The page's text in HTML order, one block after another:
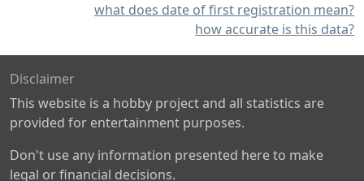
what does date of first registration mean?
how accurate is this data?
Disclaimer
This website is a hobby project and all statistics are
provided for entertainment purposes.
Don't use any information presented here to make
legal or financial decisions.